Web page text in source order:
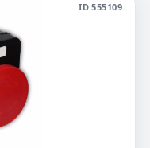
ID 555109